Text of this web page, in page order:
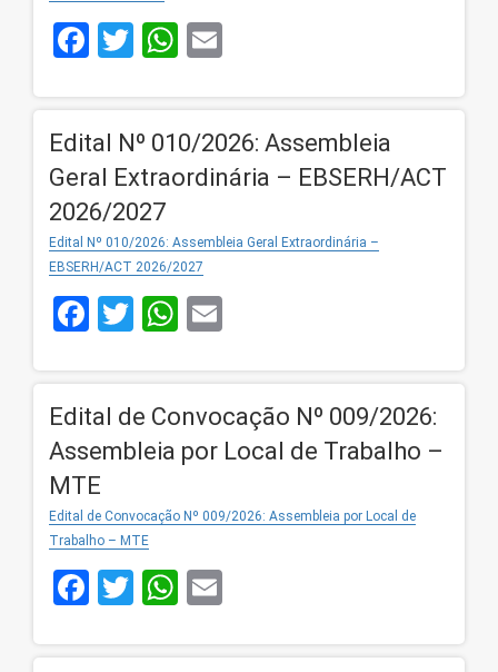
Facebook
TwitterWhatsApp
Edital Nº 010/2026: Assembleia
Geral Extraordinária – EBSERH/ACT
2026/2027
Edital Nº 010/2026: Assembleia Geral Extraordinária –
EBSERH/ACT 2026/2027
Facebook
TwitterWhatsApp
Edital de Convocação Nº 009/2026:
Assembleia por Local de Trabalho –
MTE
Edital de Convocação Nº 009/2026: Assembleia por Local de
Trabalho – MTE
Facebook
TwitterWhatsApp